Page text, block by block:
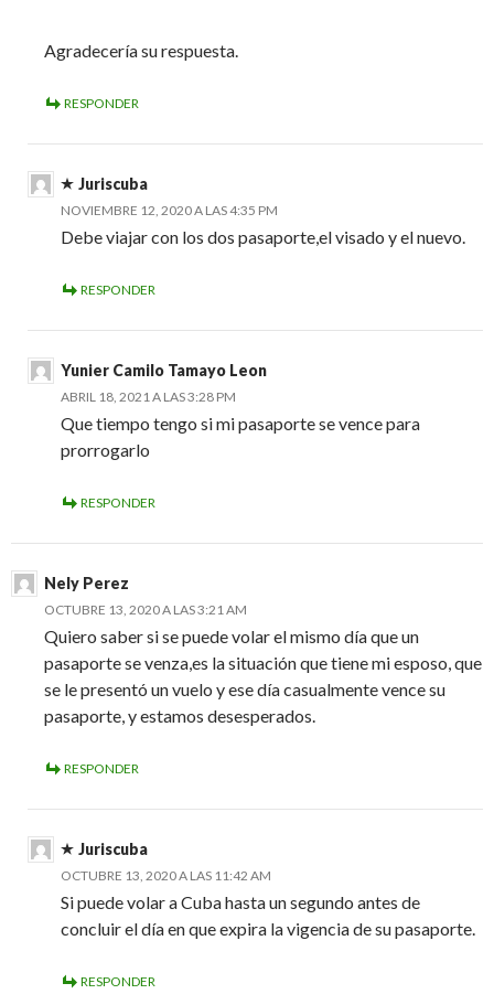
Agradecería su respuesta.
RESPONDER
Juriscuba
NOVIEMBRE 12, 2020 A LAS 4:35 PM
Debe viajar con los dos pasaporte,el visado y el nuevo.
RESPONDER
Yunier Camilo Tamayo Leon
ABRIL 18, 2021 A LAS 3:28 PM
Que tiempo tengo si mi pasaporte se vence para
prorrogarlo
RESPONDER
Nely Perez
OCTUBRE 13, 2020 A LAS 3:21 AM
Quiero saber si se puede volar el mismo día que un
pasaporte se venza,es la situación que tiene mi esposo, que
se le presentó un vuelo y ese día casualmente vence su
pasaporte, y estamos desesperados.
RESPONDER
Juriscuba
OCTUBRE 13, 2020 A LAS 11:42 AM
Si puede volar a Cuba hasta un segundo antes de
concluir el día en que expira la vigencia de su pasaporte.
RESPONDER